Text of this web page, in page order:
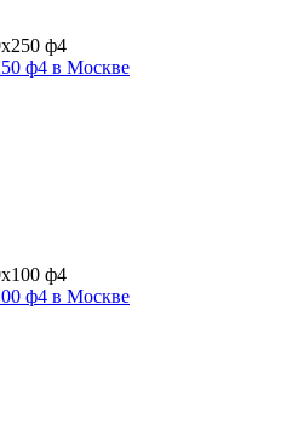
ф4 в Москве
ф4 в Москве